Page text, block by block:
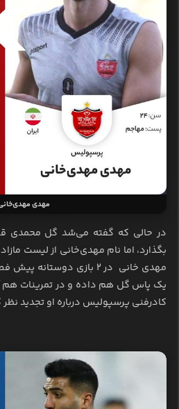
مهدی
در حالی که گفته می‌شد گل محمدی
بگذارد، اما نام مهدی‌خانی از لیست
مهدی خانی در ۲ بازی
یک پاس گل هم داده و در تمرینات هم
کادرفنی پرسپولیس درباره او تجدید نظر